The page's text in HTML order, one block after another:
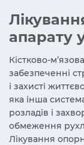
апарату
Кістково-
забезпеченні
і захисті
яка інша
розладів і
обмеження
Лікування